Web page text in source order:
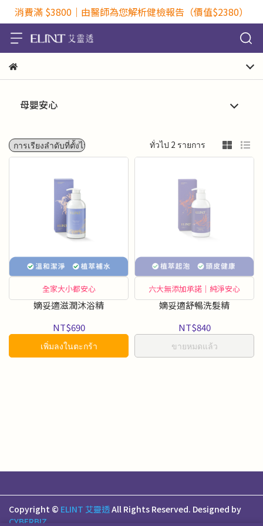
消費滿 $3800｜由醫師為您解析健檢報告（價值$2380）
母嬰安心
ทั่วไป 2 รายการ
全家大小都安心
嫡妥適滋潤沐浴精
NT$690
เพิ่มลงในตะกร้า
六大無添加承諾｜純淨安心
嫡妥適舒暢洗髮精
NT$840
ขายหมดแล้ว
Copyright © ELINT 艾靈透All Rights Reserved. Designed by
CYBERBIZ